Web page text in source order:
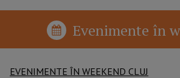
Evenimente în
EVENIMENTE ÎN WEEKEND CLUJ